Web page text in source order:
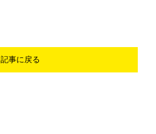
記事に戻る